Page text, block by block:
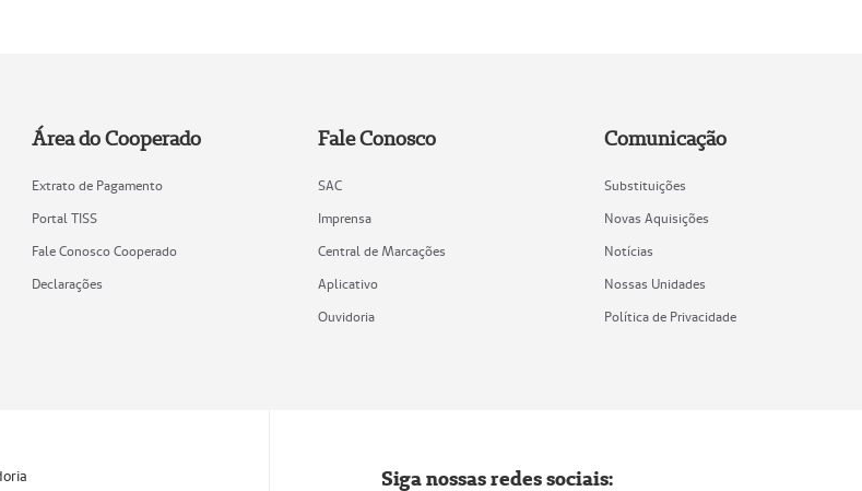
Área do Cooperado
Extrato de Pagamento
Portal TISS
Fale Conosco Cooperado
Declarações
Fale Conosco
SAC
Imprensa
Central de Marcações
Aplicativo
Ouvidoria
Comunicação
Substituições
Novas Aquisições
Notícias
Nossas Unidades
Política de Privacidade
Siga nossas redes sociais: